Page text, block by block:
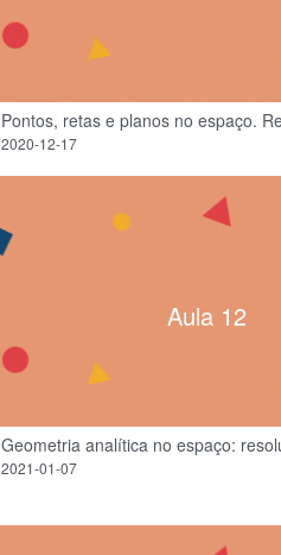
Pontos, retas e planos no espaço.
2020-12-17
Aula 12
Geometria analítica no espaço:
2021-01-07